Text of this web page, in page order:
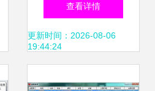
构》标准正式发
查看详情
更新时间：2026-08-06
19:44:24